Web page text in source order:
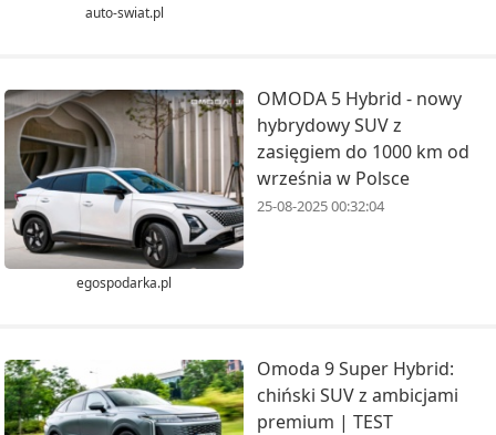
auto-swiat.pl
egospodarka.pl
OMODA 5 Hybrid - nowy
hybrydowy SUV z
zasięgiem do 1000 km od
września w Polsce
25-08-2025 00:32:04
Omoda 9 Super Hybrid:
chiński SUV z ambicjami
premium | TEST